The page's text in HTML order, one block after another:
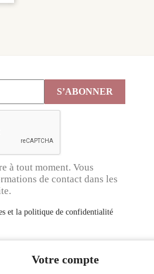
à tout moment. Vous
de contact dans les
et la politique de confidentialité
Votre compte